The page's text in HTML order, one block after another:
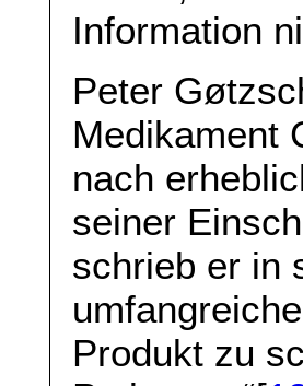
Information
Peter
Medikament
nach
seiner
schrieb er in
Produkt zu